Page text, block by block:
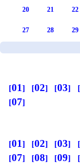
20 21 22
27 28 29
01 02 03
07
01 02 03
07
08 09